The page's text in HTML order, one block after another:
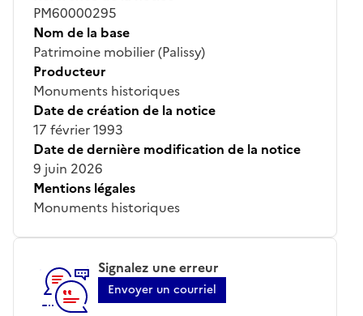
PM60000295
Nom de la base
Patrimoine mobilier (Palissy)
Producteur
Monuments historiques
Date de création de la notice
17 février 1993
Date de dernière modification de la notice
9 juin 2026
Mentions légales
Monuments historiques
Signalez une erreur
Envoyer un courriel